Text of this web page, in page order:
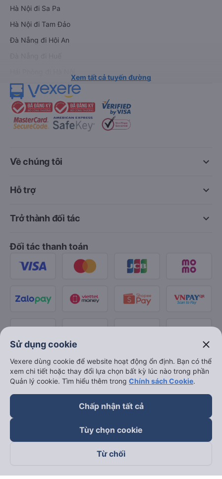
Hà Nội đi Sa Pa
Hà Nội đi Tam Đảo
Đà Nẵng đi Hội An
Xem tất cả tuyến đường
keyboard_arrow_down
Về chúng tôi
keyboard_arrow_down
Hỗ trợ
keyboard_arrow_down
Trở thành đối tác
Đối tác thanh toán
Theo dõi chúng tôi trên
Sử dụng cookie close
Vexere dùng cookie để website hoạt động ổn định. Bạn có thể
xem chi tiết hoặc thay đổi lựa chọn bất kỳ lúc nào trong phần
Quản lý cookie. Tìm hiểu thêm trong Chính sách Cookie.
Chấp nhận tất cả
Tùy chọn cookie
Từ chối